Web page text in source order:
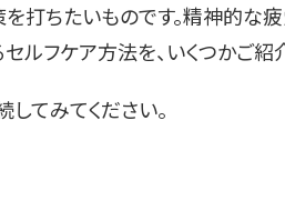
打ちたいものです。精神的な
ルフケア方法を、いくつかご紹
してみてください。